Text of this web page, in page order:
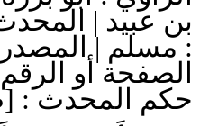
بن عبيد |
: مسلم |
حكم المحدث :